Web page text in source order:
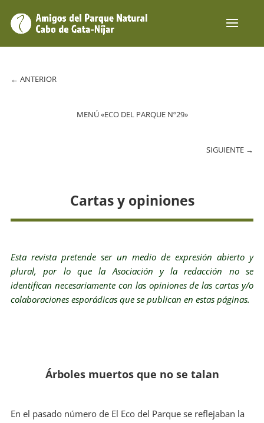
← ANTERIOR
MENÚ «ECO DEL PARQUE Nº29»
SIGUIENTE →
Cartas y opiniones
Esta revista pretende ser un medio de expresión abierto y
plural, por lo que la Asociación y la redacción no se
identifican necesariamente con las opiniones de las cartas y/o
colaboraciones esporádicas que se publican en estas páginas.
Árboles muertos que no se talan
En el pasado número de El Eco del Parque se reflejaban la